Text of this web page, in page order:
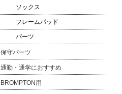
ソックス
フレームパッド
パーツ
保守パーツ
通勤・通学におすすめ
BROMPTON用